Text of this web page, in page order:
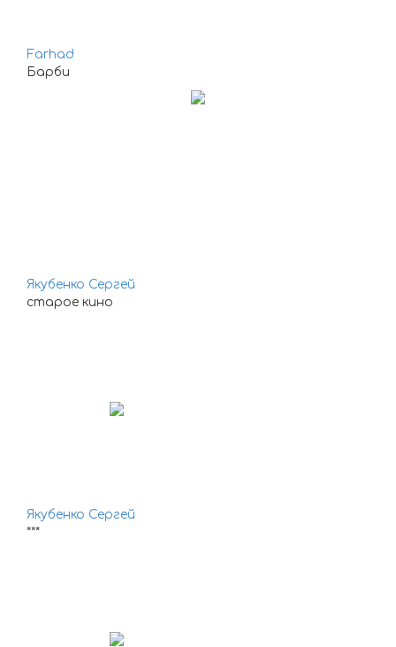
Farhad
Барби
Якубенко Сергей
старое кино
Якубенко Сергей
***